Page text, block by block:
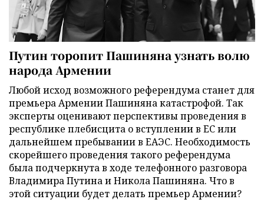
Путин торопит Пашиняна узнать волю
народа Армении
Любой исход возможного референдума станет для
премьера Армении Пашиняна катастрофой. Так
эксперты оценивают перспективы проведения в
республике плебисцита о вступлении в ЕС или
дальнейшем пребывании в ЕАЭС. Необходимость
скорейшего проведения такого референдума
была подчеркнута в ходе телефонного разговора
Владимира Путина и Никола Пашиняна. Что в
этой ситуации будет делать премьер Армении?